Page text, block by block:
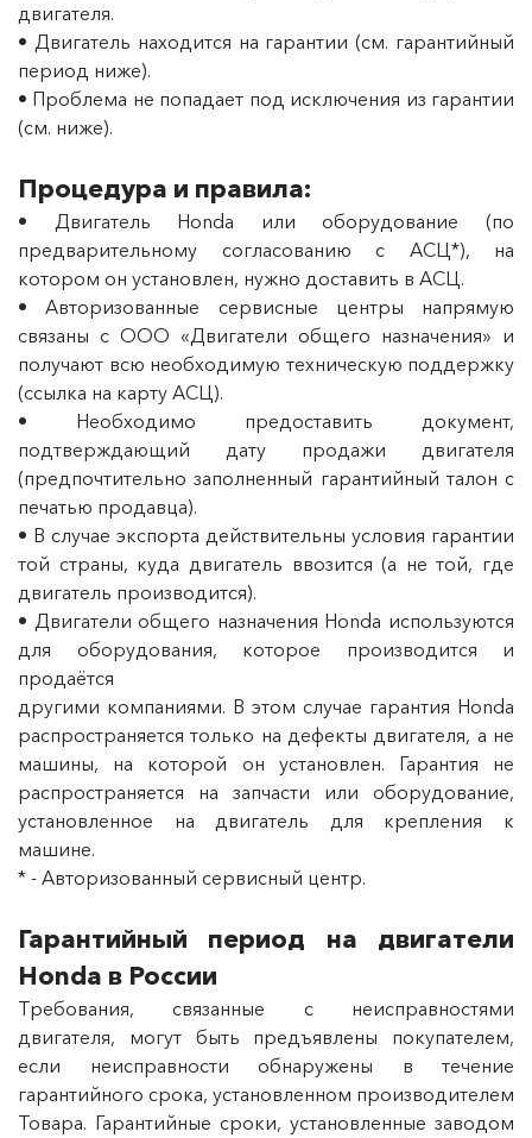
двигателя.
• Двигатель находится на гарантии (см. гарантийный
период ниже).
• Проблема не попадает под исключения из гарантии
(см. ниже).
Процедура и правила:
• Двигатель Honda или оборудование (по
предварительному согласованию с АСЦ*), на
котором он установлен, нужно доставить в АСЦ.
• Авторизованные сервисные центры напрямую
связаны с ООО «Двигатели общего назначения» и
получают всю необходимую техническую поддержку
(ссылка на карту АСЦ).
• Необходимо предоставить документ,
подтверждающий дату продажи двигателя
(предпочтительно заполненный гарантийный талон с
печатью продавца).
• В случае экспорта действительны условия гарантии
той страны, куда двигатель ввозится (а не той, где
двигатель производится).
• Двигатели общего назначения Honda используются
для оборудования, которое производится и
продаётся
другими компаниями. В этом случае гарантия Honda
распространяется только на дефекты двигателя, а не
машины, на которой он установлен. Гарантия не
распространяется на запчасти или оборудование,
установленное на двигатель для крепления к
машине.
* - Авторизованный сервисный центр.
Гарантийный период на двигатели
Honda в России
Требования, связанные с неисправностями
двигателя, могут быть предъявлены покупателем,
если неисправности обнаружены в течение
гарантийного срока, установленном производителем
Товара. Гарантийные сроки, установленные заводом